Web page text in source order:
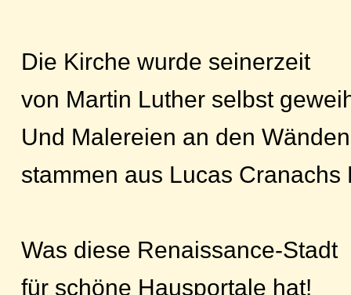
Die Kirche wurde seinerzeit
von Martin Luther selbst
Und Malereien an den Wänden
stammen aus Lucas Cranachs
Was diese Renaissance-Stadt
für schöne Hausportale hat!